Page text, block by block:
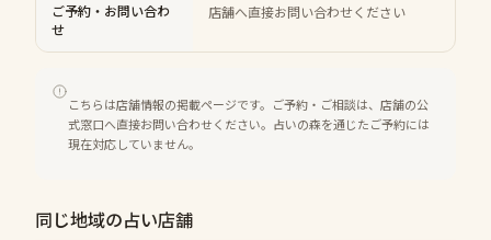
ご予約・お問い合わ
せ
店舗へ直接お問い合わせください
こちらは店舗情報の掲載ページです。ご予約・ご相談は、店舗の公
式窓口へ直接お問い合わせください。占いの森を通じたご予約には
現在対応していません。
同じ地域の占い店舗